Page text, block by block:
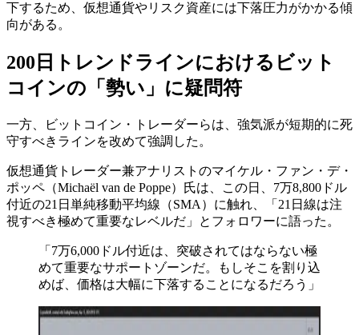
下するため、仮想通貨やリスク資産には下落圧力がかかる傾
向がある。
200日トレンドラインにおけるビット
コインの「勢い」に疑問符
一方、ビットコイン・トレーダーらは、強気派が短期的に死
守すべきラインを改めて強調した。
仮想通貨トレーダー兼アナリストのマイケル・ファン・デ・
ポッペ（Michaël van de Poppe）氏は、この日、7万8,800ドル
付近の21日単純移動平均線（SMA）に触れ、「21日線は注
視すべき極めて重要なレベルだ」とフォロワーに語った。
「7万6,000ドル付近は、突破されてはならない極
めて重要なサポートゾーンだ。もしそこを割り込
めば、価格は大幅に下落することになるだろう」